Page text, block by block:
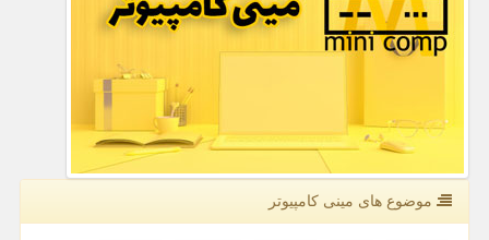
موضوع های مینی كامپیوتر